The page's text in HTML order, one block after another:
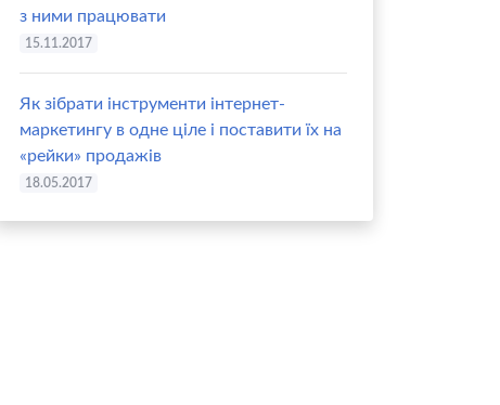
з ними працювати
15.11.2017
Як зібрати інструменти інтернет-
маркетингу в одне ціле і поставити їх на
«рейки» продажів
18.05.2017